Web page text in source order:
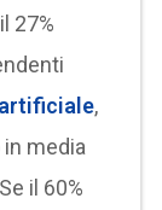
27%
,
media
il 60%